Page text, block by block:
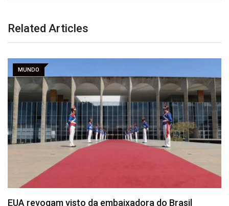
Related Articles
MUNDO
Irã lança mísseis contra Israel após ataques em…